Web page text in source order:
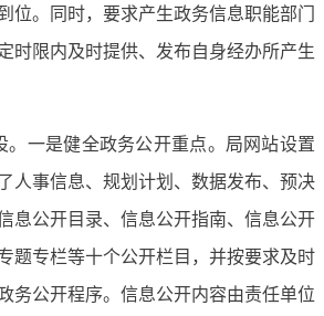
位。同时，要求产生政务信息职能部门
时限内及时提供、发布自身经办所产生
。一是健全政务公开重点。局网站设置
人事信息、规划计划、数据发布、预决
息公开目录、信息公开指南、信息公开
题专栏等十个公开栏目，并按要求及时
务公开程序。信息公开内容由责任单位